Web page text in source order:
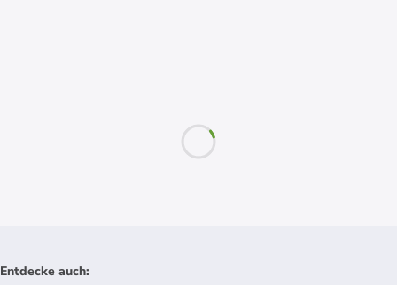
Entdecke auch: